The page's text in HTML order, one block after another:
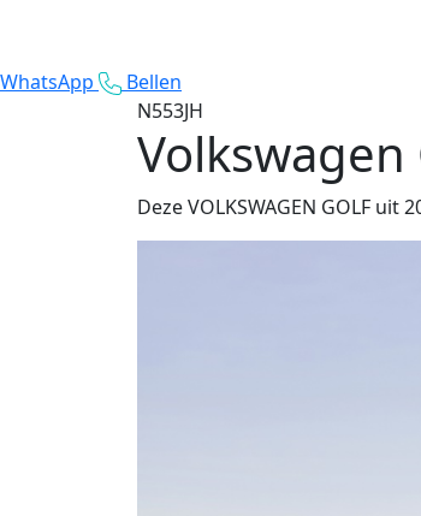
WhatsApp
Bellen
N553JH
Volkswagen
Deze VOLKSWAGEN GOLF uit